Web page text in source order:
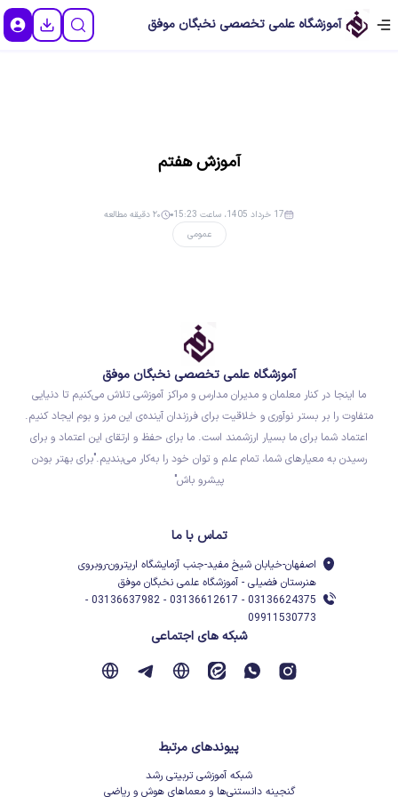
آموزشگاه علمی تخصصی نخبگان موفق
آموزش هفتم
عمومی
17 خرداد 1405، ساعت 15:23 ۲۰ دقیقه مطالعه
آموزشگاه علمی تخصصی نخبگان موفق
ما اینجا در کنار معلمان و مدیران مدارس و مراکز آموزشی تلاش می‌کنیم تا دنیایی
متفاوت را بر بستر نوآوری و خلاقیت برای فرزندان آینده‌ی این مرز و بوم ایجاد کنیم.
اعتماد شما برای ما بسیار ارزشمند است. ما برای حفظ و ارتقای این اعتماد و برای
رسیدن به معیارهای شما، تمام علم و توان خود را به‌کار می‌بندیم."برای بهتر بودن
پیشرو باش"
تماس با ما
اصفهان-خیابان شیخ مفید-جنب آزمایشگاه اریترون-روبروی
هنرستان فضیلی - آموزشگاه علمی نخبگان موفق
03136624375 - 03136612617 - 03136637982 -
09911530773
شبکه های اجتماعی
پیوندهای مرتبط
شبکه آموزشی تربیتی رشد
گنجینه دانستنی‌ها و معماهای هوش و ریاضی